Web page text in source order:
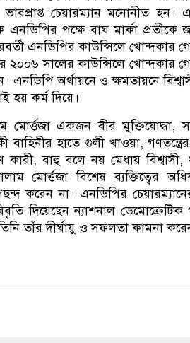
চেয়ারম্যান মনোনীত হন।
পক্ষে বাঘ মার্কা প্রতীকে
এনডিপির কাউন্সিলে খোন্দকার
২০০৬ সালের কাউন্সিলে খোন্দকার
এনডিপি অর্থায়নে ও ক্ষমতায়নে
হয় কর্ম দিয়ে।
মোর্ত্তজা একজন বীর মুক্তিযোদ্ধা,
বাহিনীর হাতে গুলী খাওয়া,
বাহু বলে নয় মেধায় বিশ্বাসী,
মোর্ত্তজা বিশেষ ব্যক্তিত্বের
করেন না। এনডিপির
দিয়েছেন ন্যাশনাল ডেমোক্রেটিক
তাঁর দীর্ঘায়ু ও সফলতা কামনা